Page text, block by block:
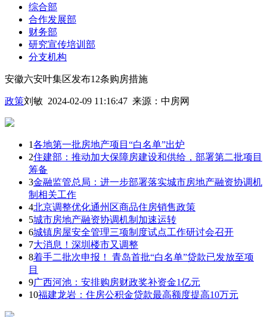
综合部
合作发展部
财务部
研究宣传培训部
分支机构
安徽六安叶集区发布12条购房措施
政策刘敏 2024-02-09 11:16:47 来源： 中房网
1各地第一批房地产项目“白名单”出炉
2住建部：推动加大保障房建设和供给，部署第二批项目
筹备
3金融监管总局：进一步部署落实城市房地产融资协调机
制相关工作
4北京调整优化通州区商品住房销售政策
5城市房地产融资协调机制加速运转
6城镇房屋安全管理三项制度试点工作研讨会召开
7大消息！深圳楼市又调整
8着手二批次申报！ 青岛首批“白名单”贷款已发放至项
目
9广西河池：安排购房财政奖补资金1亿元
10福建龙岩：住房公积金贷款最高额度提高10万元